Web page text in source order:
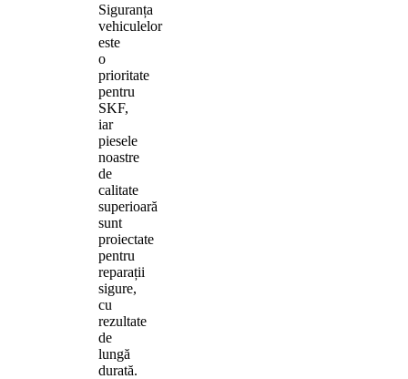
Siguranța
vehiculelor
este
o
prioritate
pentru
SKF,
iar
piesele
noastre
de
calitate
superioară
sunt
proiectate
pentru
reparații
sigure,
cu
rezultate
de
lungă
durată.